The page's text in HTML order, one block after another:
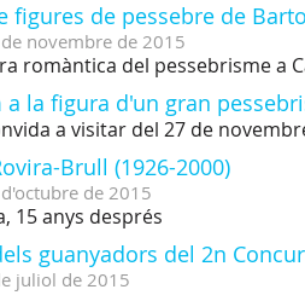
figures de pessebre de
de novembre de 2015
romàntica del pessebrisme a
la figura d'un gran
a visitar del 27 de
Brull (1926-2000)
d'octubre de 2015
15 anys després
guanyadors del 2n
juliol de 2015